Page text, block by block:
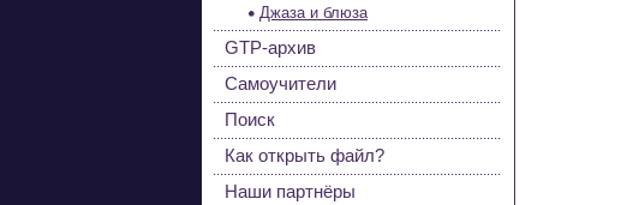
Джаза и блюза
GTP-архив
Самоучители
Поиск
Как открыть файл?
Наши партнёры